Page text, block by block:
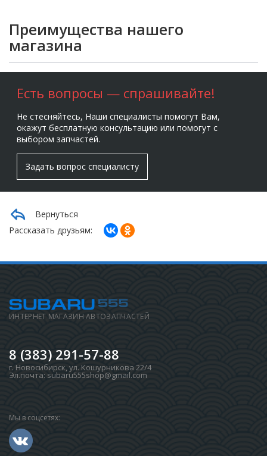
Преимущества нашего
магазина
Есть вопросы — спрашивайте!
Не стесняйтесь, Наши специалисты помогут Вам,
окажут бесплатную консультацию или помогут с
выбором запчастей.
Задать вопрос специалисту
Вернуться
Рассказать друзьям:
ИНТЕРНЕТ МАГАЗИН АВТОЗАПЧАСТЕЙ
8 (383) 291-57-88
г. Новосибирск,ул. Кошурникова 22/4
Эл.почта: subaru555shop@gmail.com
Мы в соцсетях: